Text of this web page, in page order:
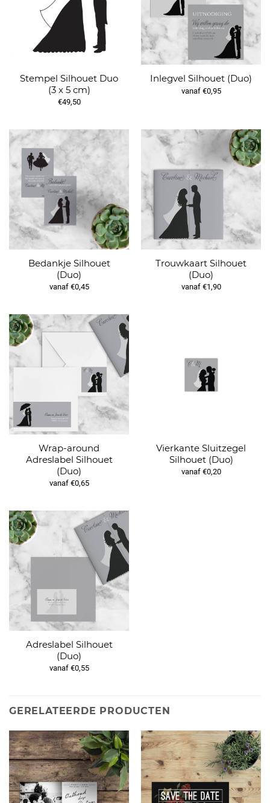
Stempel Silhouet Duo
(3 x 5 cm)
€49,50
Inlegvel Silhouet (Duo)
vanaf €0,95
Bedankje Silhouet
(Duo)
vanaf €0,45
Trouwkaart Silhouet
(Duo)
vanaf €1,90
Wrap-around
Adreslabel Silhouet
(Duo)
vanaf €0,65
Vierkante Sluitzegel
Silhouet (Duo)
vanaf €0,20
Adreslabel Silhouet
(Duo)
vanaf €0,55
GERELATEERDE PRODUCTEN